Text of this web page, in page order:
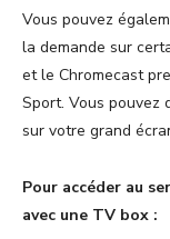
Vous pouvez
la demande sur
et le Chromecast
Sport. Vous pouvez
sur votre grand
Pour accéder au
avec une TV box :